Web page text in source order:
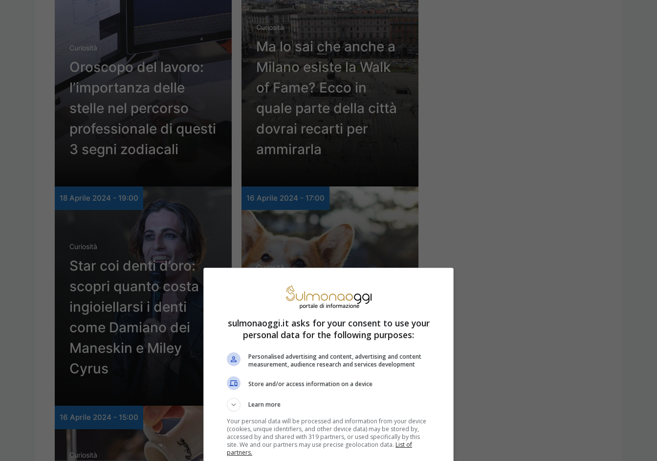
Curiosità
Oroscopo del lavoro:
l’importanza delle
stelle nel percorso
professionale di questi
3 segni zodiacali
Curiosità
Ma lo sai che anche a
Milano esiste la Walk
of Fame? Ecco in
quale parte della città
dovrai recarti per
ammirarla
18 Aprile 2024 - 19:00
Curiosità
Star coi denti d’oro:
scopri quanto costa
ingioiellarsi i denti
come Damiano dei
Maneskin e Miley
Cyrus
16 Aprile 2024 - 17:00
Curiosità
Non immaginerai mai
quanto costa il corgi, il
cane più amato
Regina Elisabetta
16 Aprile 2024 - 15:00
Curiosità
13 Aprile 2024 - 21:00
sulmonaoggi.it asks for your consent to use your
personal data for the following purposes:
Personalised advertising and content, advertising and content
measurement, audience research and services development
Store and/or access information on a device
Learn more
Your personal data will be processed and information from your device
(cookies, unique identifiers, and other device data) may be stored by,
accessed by and shared with 319 partners, or used specifically by this
site. We and our partners may use precise geolocation data. List of
partners.